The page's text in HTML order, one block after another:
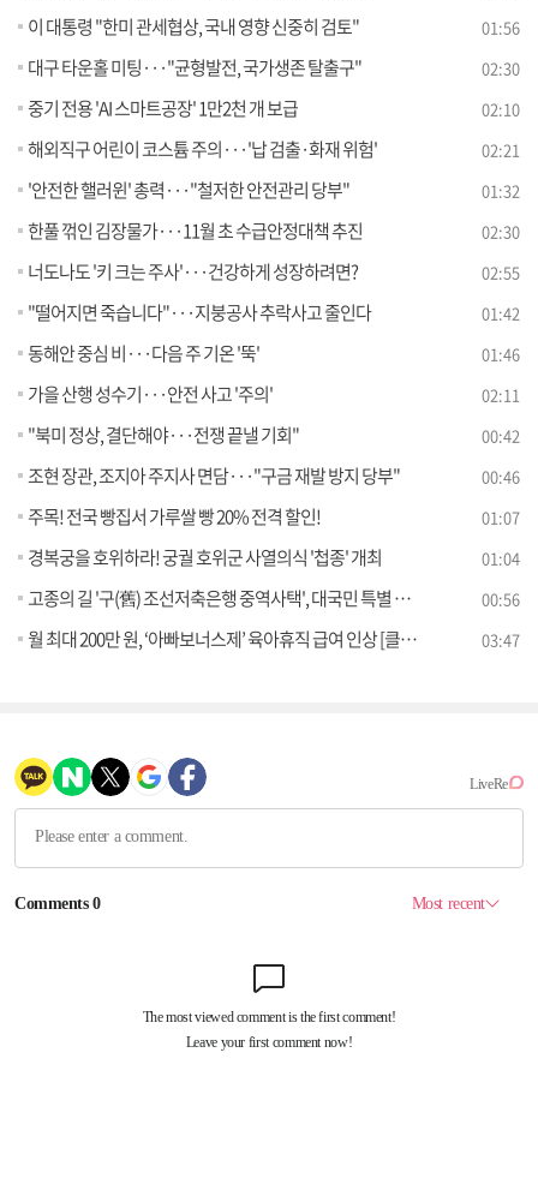
이 대통령 "한미 관세협상, 국내 영향 신중히 검토" 01:56
대구 타운홀 미팅···"균형발전, 국가생존 탈출구" 02:30
중기 전용 'AI 스마트공장' 1만2천 개 보급 02:10
해외직구 어린이 코스튬 주의···'납 검출·화재 위험' 02:21
'안전한 핼러윈' 총력···"철저한 안전관리 당부" 01:32
한풀 꺾인 김장물가···11월 초 수급안정대책 추진 02:30
너도나도 '키 크는 주사'···건강하게 성장하려면? 02:55
"떨어지면 죽습니다"···지붕공사 추락사고 줄인다 01:42
동해안 중심 비···다음 주 기온 '뚝' 01:46
가을 산행 성수기···안전 사고 '주의' 02:11
"북미 정상, 결단해야···전쟁 끝낼 기회" 00:42
조현 장관, 조지아 주지사 면담···"구금 재발 방지 당부" 00:46
주목! 전국 빵집서 가루쌀 빵 20% 전격 할인! 01:07
경복궁을 호위하라! 궁궐 호위군 사열의식 '첩종' 개최 01:04
고종의 길 '구(舊) 조선저축은행 중역사택', 대국민 특별 공개 00:56
월 최대 200만 원, ‘아빠보너스제’ 육아휴직 급여 인상 [클릭K+] 03:47